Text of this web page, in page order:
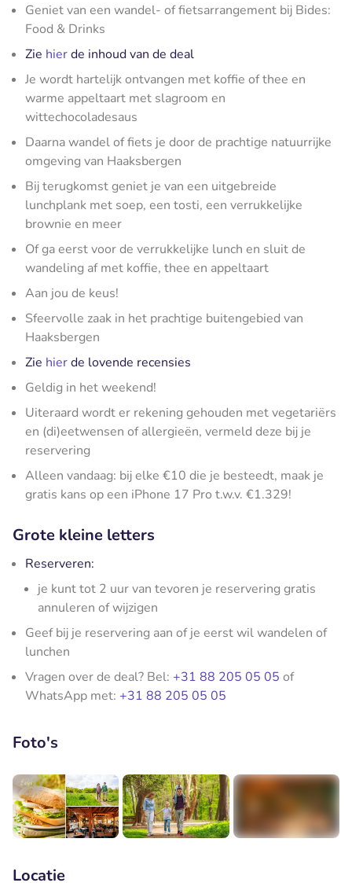
Geniet van een wandel- of fietsarrangement bij Bides:
Food & Drinks
Zie hierde inhoud van de deal
Je wordt hartelijk ontvangen met koffie of thee en
warme appeltaart met slagroom en
wittechocoladesaus
Daarna wandel of fiets je door de prachtige natuurrijke
omgeving van Haaksbergen
Bij terugkomst geniet je van een uitgebreide
lunchplank met soep, een tosti, een verrukkelijke
brownie en meer
Of ga eerst voor de verrukkelijke lunch en sluit de
wandeling af met koffie, thee en appeltaart
Aan jou de keus!
Sfeervolle zaak in het prachtige buitengebied van
Haaksbergen
Zie hierde lovende recensies
Geldig in het weekend!
Uiteraard wordt er rekening gehouden met vegetariërs
en (di)eetwensen of allergieën, vermeld deze bij je
reservering
Alleen vandaag: bij elke €10 die je besteedt, maak je
gratis kans op een iPhone 17 Pro t.w.v. €1.329!
Grote kleine letters
Reserveren:
je kunt tot 2 uur van tevoren je reservering gratis
annuleren of wijzigen
Geef bij je reservering aan of je eerst wil wandelen of
lunchen
Vragen over de deal? Bel: +31 88 205 05 05 of
WhatsApp met: +31 88 205 05 05
Foto's
Locatie